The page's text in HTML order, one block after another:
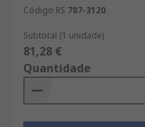
Código RS 787-3120
Subtotal (1 unidade)
81,28 €
Quantidade